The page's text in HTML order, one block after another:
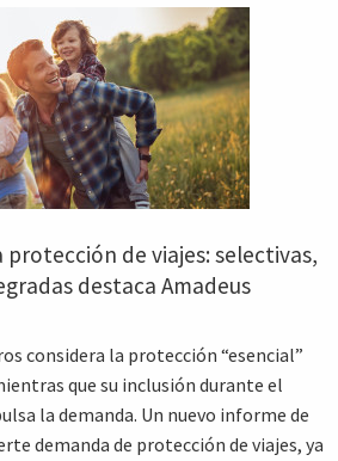
protección de viajes: selectivas,
destaca Amadeus
considera la protección “esencial”
que su inclusión durante el
la demanda. Un nuevo informe de
demanda de protección de viajes, ya